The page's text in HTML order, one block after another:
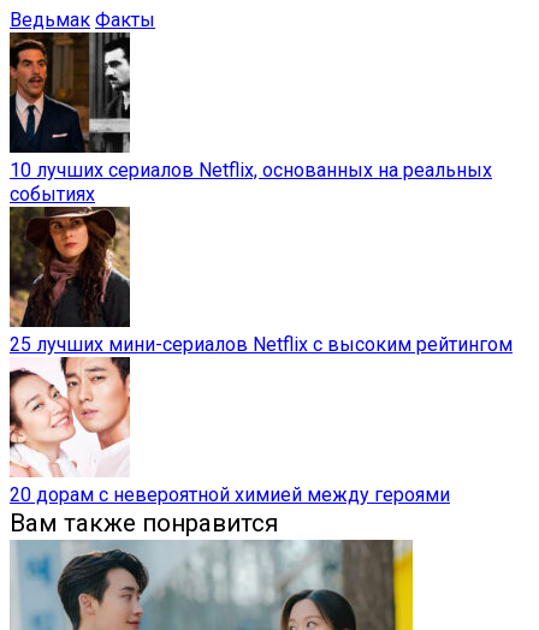
Ведьмак Факты
10 лучших сериалов Netflix, основанных на реальных
событиях
25 лучших мини-сериалов Netflix с высоким рейтингом
20 дорам с невероятной химией между героями
Вам также понравится